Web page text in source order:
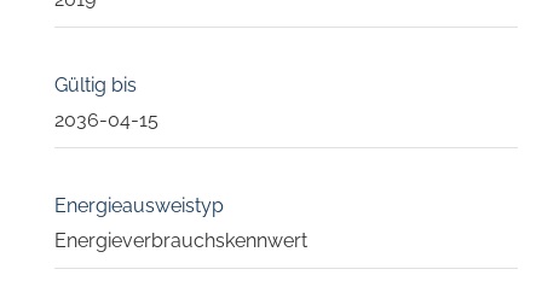
Gültig bis
2036-04-15
Energieausweistyp
Energieverbrauchskennwert